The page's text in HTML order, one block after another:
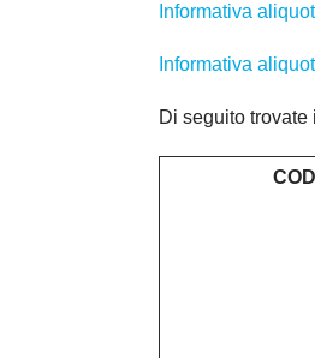
Informativa
Informativa
Di seguito